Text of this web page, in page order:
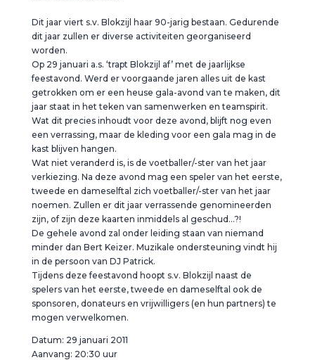
Dit jaar viert s.v. Blokzijl haar 90-jarig bestaan. Gedurende
dit jaar zullen er diverse activiteiten georganiseerd
worden.
Op 29 januari a.s. ‘trapt Blokzijl af’ met de jaarlijkse
feestavond. Werd er voorgaande jaren alles uit de kast
getrokken om er een heuse gala-avond van te maken, dit
jaar staat in het teken van samenwerken en teamspirit.
Wat dit precies inhoudt voor deze avond, blijft nog even
een verrassing, maar de kleding voor een gala mag in de
kast blijven hangen.
Wat niet veranderd is, is de voetballer/-ster van het jaar
verkiezing. Na deze avond mag een speler van het eerste,
tweede en dameselftal zich voetballer/-ster van het jaar
noemen. Zullen er dit jaar verrassende genomineerden
zijn, of zijn deze kaarten inmiddels al geschud…?!
De gehele avond zal onder leiding staan van niemand
minder dan Bert Keizer. Muzikale ondersteuning vindt hij
in de persoon van DJ Patrick.
Tijdens deze feestavond hoopt s.v. Blokzijl naast de
spelers van het eerste, tweede en dameselftal ook de
sponsoren, donateurs en vrijwilligers (en hun partners) te
mogen verwelkomen.
Datum: 29 januari 2011
Aanvang: 20:30 uur